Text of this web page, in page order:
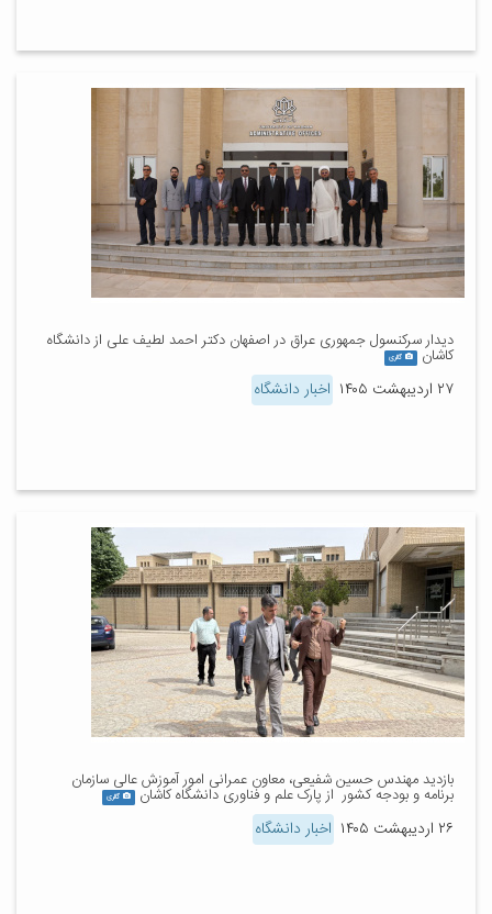
دیدار سرکنسول جمهوری عراق در اصفهان دکتر احمد لطیف علی از دانشگاه
کاشان گالری
۲۷ اردیبهشت ۱۴۰۵ اخبار دانشگاه
بازدید مهندس حسین شفیعی، معاون عمرانی امور آموزش عالی سازمان
برنامه و بودجه کشور از پارک علم و فناوری دانشگاه کاشان گالری
۲۶ اردیبهشت ۱۴۰۵ اخبار دانشگاه